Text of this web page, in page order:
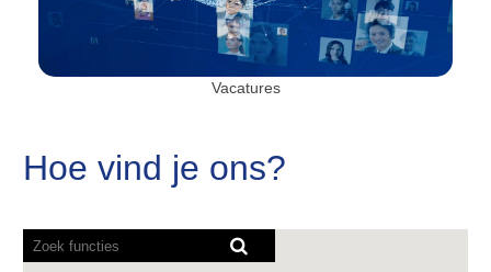
Vacatures
Hoe vind je ons?
Screenreaders
kunnen